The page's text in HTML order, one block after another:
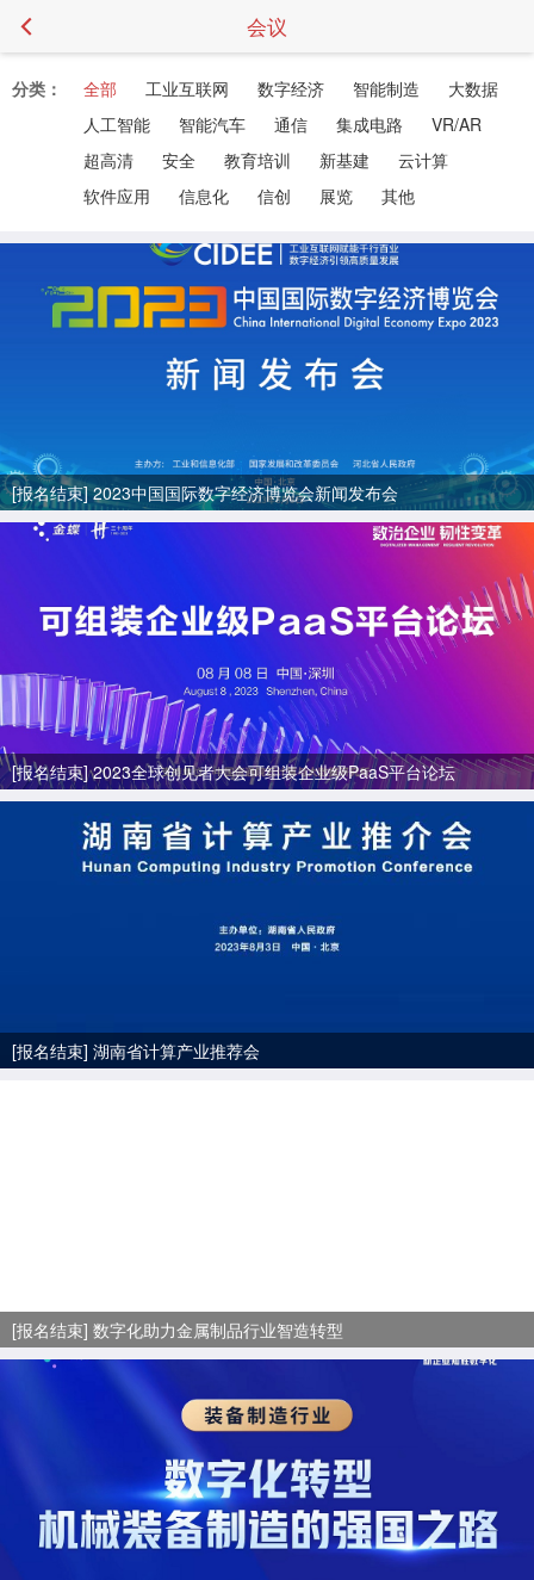
会议
分类： 全部 工业互联网 数字经济 智能制造
大数据
人工智能
智能汽车 通信 集成电路
VR/AR
超高清
安全 教育培训 新基建
云计算
软件应用
信息化 信创 展览 其他
[报名结束] 2023中国国际数字经济博览会新闻发布会
[报名结束] 2023全球创见者大会可组装企业级PaaS平台论坛
[报名结束] 湖南省计算产业推荐会
[报名结束] 数字化助力金属制品行业智造转型